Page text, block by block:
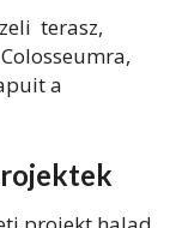
terasz,
a